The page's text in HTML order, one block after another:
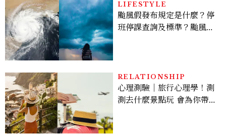
LIFESTYLE
颱風假發布規定是什麼？停
班停課查詢及標準？颱風假
RELATIONSHIP
心理測驗｜旅行心理學！測
測去什麼景點玩 會為你帶來